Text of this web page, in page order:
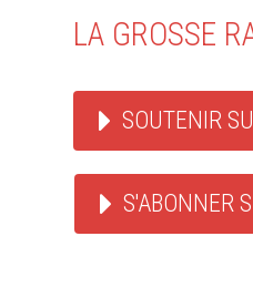
LA GROSSE
SOUTENIR
S'ABONNER